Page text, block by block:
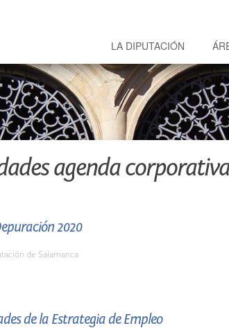
LA DIPUTACIÓN
agenda corporativa
2020
de Salamanca
de la Estrategia de Empleo